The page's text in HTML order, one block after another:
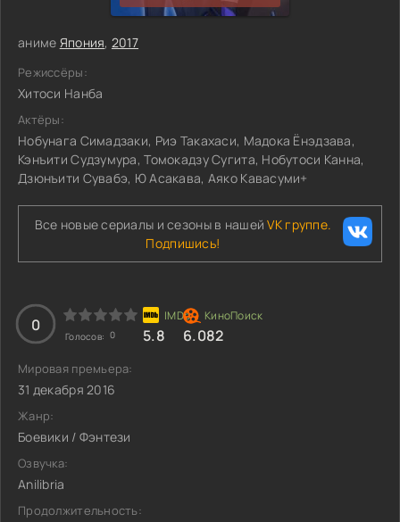
аниме Япония, 2017
Режиссёры:
Хитоси Нанба
Актёры:
Нобунага Симадзаки, Риэ Такахаси, Мадока Ёнэдзава,
Кэнъити Судзумура, Томокадзу Сугита, Нобутоси Канна,
Дзюнъити Сувабэ, Ю Асакава, Аяко Кавасуми+
Все новые сериалы и сезоны в нашейVK группе.
Подпишись!
0
Голосов: 0 5.8 6.082
Мировая премьера:
31 декабря 2016
Жанр:
Боевики / Фэнтези
Озвучка:
Anilibria
Продолжительность: